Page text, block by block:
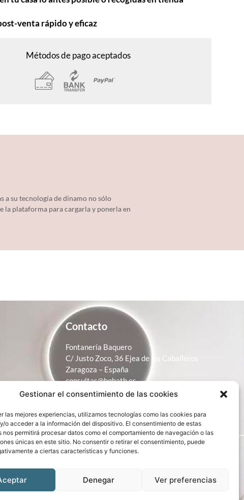
Gestionar el consentimiento de las cookies
las mejores experiencias, utilizamos tecnologías como las cookies para
o acceder a la información del dispositivo. El consentimiento de estas
nos permitirá procesar datos como el comportamiento de navegación o las
únicas en este sitio. No consentir o retirar el consentimiento, puede
a ciertas características y funciones.
Denegar Ver preferencias
venta rápido y eficaz
Métodos de pago aceptados
a su tecnología de dinamo no sólo
la plataforma para cargarla y ponerla en
Contacto
Fontanería Baquero
C/ Justo Zoco, 36 Ejea de los Caballeros
Zaragoza – España
consultas@bqbath.es
693 21 32 44